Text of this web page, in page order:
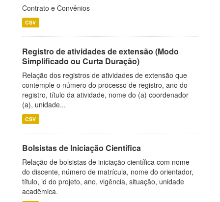
Contrato e Convênios
CSV
Registro de atividades de extensão (Modo
Simplificado ou Curta Duração)
Relação dos registros de atividades de extensão que
contemple o número do processo de registro, ano do
registro, título da atividade, nome do (a) coordenador
(a), unidade...
CSV
Bolsistas de Iniciação Científica
Relação de bolsistas de iniciação científica com nome
do discente, número de matrícula, nome do orientador,
título, id do projeto, ano, vigência, situação, unidade
acadêmica.